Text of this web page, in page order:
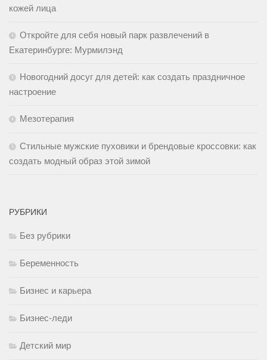
кожей лица
Откройте для себя новый парк развлечений в
Екатеринбурге: Мурмилэнд
Новогодний досуг для детей: как создать праздничное
настроение
Мезотерапия
Стильные мужские пуховики и брендовые кроссовки: как
создать модный образ этой зимой
РУБРИКИ
Без рубрики
Беременность
Бизнес и карьера
Бизнес-леди
Детский мир